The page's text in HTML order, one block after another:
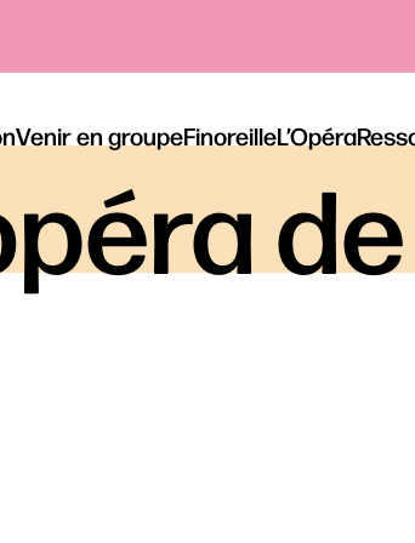
Venir en groupeFinoreilleL’Opéra
Ballet de l’Opéra de Lyon,